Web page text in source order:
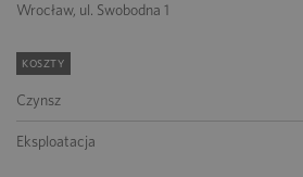
Wrocław, ul. Swobodna 1
KOSZTY
Czynsz
Eksploatacja